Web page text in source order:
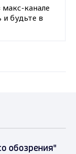
канале
будьте в
обозрения"